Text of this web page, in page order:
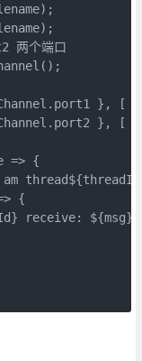
两个端口
}, [
}, [
=> {
{
receive: